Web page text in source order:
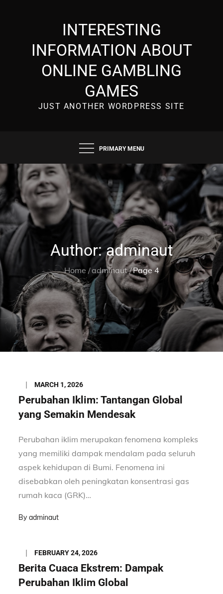
INTERESTING
INFORMATION ABOUT
ONLINE GAMBLING
GAMES
JUST ANOTHER WORDPRESS SITE
PRIMARY MENU
Author:adminaut
Home adminaut Page 4
Posted
on
MARCH 1, 2026
Perubahan Iklim: Tantangan Global
yang Semakin Mendesak
Perubahan iklim merupakan fenomena kompleks
yang memiliki dampak mendalam pada seluruh
aspek kehidupan di Bumi. Fenomena ini
disebabkan oleh peningkatan konsentrasi gas
rumah kaca (GRK)…
Byadminaut
Posted
on
FEBRUARY 24, 2026
Berita Cuaca Ekstrem: Dampak
Perubahan Iklim Global